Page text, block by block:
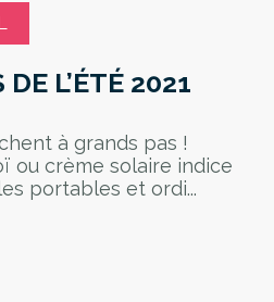
L’ÉTÉ 2021
à grands pas !
ou crème solaire indice
portables et ordi...